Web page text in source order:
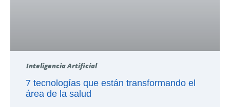
Inteligencia Artificial
7 tecnologías que están transformando el
área de la salud